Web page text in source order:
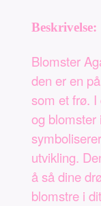
Beskrivelse:
Blomster
den er en
som et frø.
og blomster
utvikling.
å så dine
blomstre i